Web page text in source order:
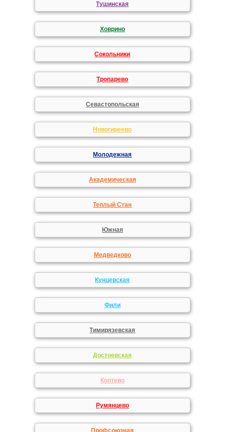
Тушинская
Ховрино
Сокольники
Тропарево
Севастопольская
Новогиреево
Молодежная
Академическая
Теплый Стан
Южная
Медведково
Кунцевская
Фили
Тимирязевская
Достоевская
Коптево
Румянцево
Профсоюзная